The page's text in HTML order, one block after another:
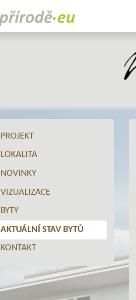
PROJEKT
LOKALITA
NOVINKY
VIZUALIZACE
BYTY
AKTUÁLNÍ STAV BYTŮ
KONTAKT